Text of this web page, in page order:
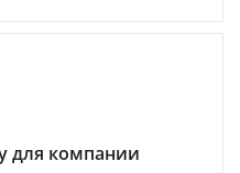
для компании